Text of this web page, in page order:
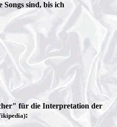
sind, bis ich
für die Interpretation der
: